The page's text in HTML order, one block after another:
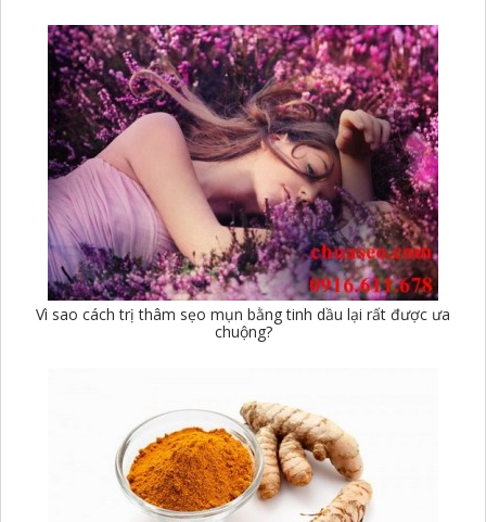
Vì sao cách trị thâm sẹo mụn bằng tinh dầu lại rất được ưa
chuộng?